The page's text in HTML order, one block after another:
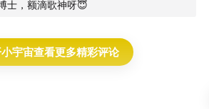
Very Thought of You
士，额滴歌神呀😇
宇宙查看更多精彩评论